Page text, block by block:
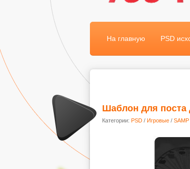
На главную PSD
Шаблон для поста
Категории: PSD / Игровые / SAMP